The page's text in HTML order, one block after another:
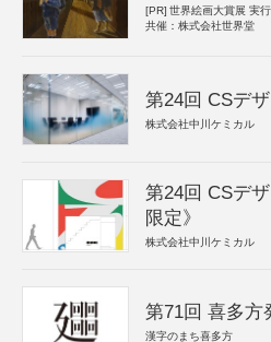
[PR] 世界絵画大賞展 実
共催：株式会社世界堂
第24回 CSデ
株式会社中川ケミカル
第24回 CSデ
限定》
株式会社中川ケミカル
第71回 喜多方
漢字のまち喜多方